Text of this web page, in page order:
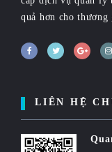
quả hơn cho
LIÊN HỆ